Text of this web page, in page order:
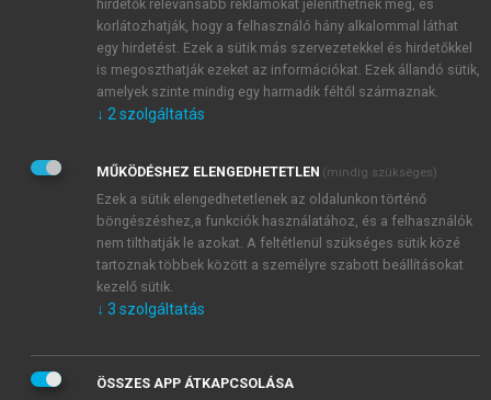
Kérek értesítést a MeRSZ újdonságairól, akcióiról.
Kérek értesítést az Akadémiai Kiadó Zrt. újdonságairól,
Adatkezelési tájékoztatóbanfoglaltakat tudomásul
veszem és elfogadom.
Általános vásárlási feltételeket, valamint a szotar.netés a
mersz.huoldalak licencszerződéseiben foglaltakat
tudomásul veszem és elfogadom.
KIPRÓBÁLOM
hirdetők relevánsabb reklámokat jeleníthetnek meg, és
korlátozhatják, hogy a felhasználó hány alkalommal láthat
egy hirdetést. Ezek a sütik más szervezetekkel és hirdetőkkel
is megoszthatják ezeket az információkat. Ezek állandó sütik,
amelyek szinte mindig egy harmadik féltől származnak.
↓ 2 szolgáltatás
MŰKÖDÉSHEZ ELENGEDHETETLEN (mindig szükséges)
Ezek a sütik elengedhetetlenek az oldalunkon történő
böngészéshez,a funkciók használatához, és a felhasználók
nem tilthatják le azokat. A feltétlenül szükséges sütik közé
tartoznak többek között a személyre szabott beállításokat
kezelő sütik.
↓ 3 szolgáltatás
ÖSSZES APP ÁTKAPCSOLÁSA